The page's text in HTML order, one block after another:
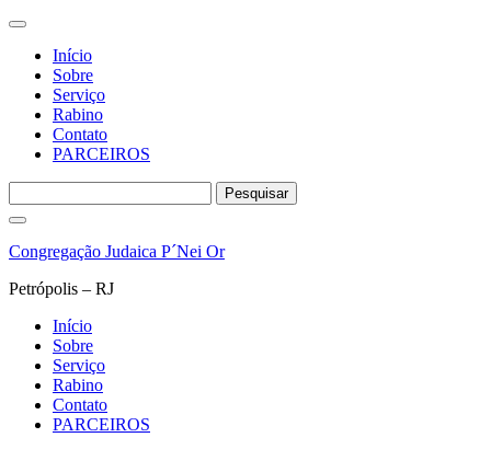
Início
Sobre
Serviço
Rabino
Contato
PARCEIROS
por:
Pular
o
Congregação Judaica P´Nei Or
Petrópolis – RJ
Início
Sobre
Serviço
Rabino
Contato
PARCEIROS